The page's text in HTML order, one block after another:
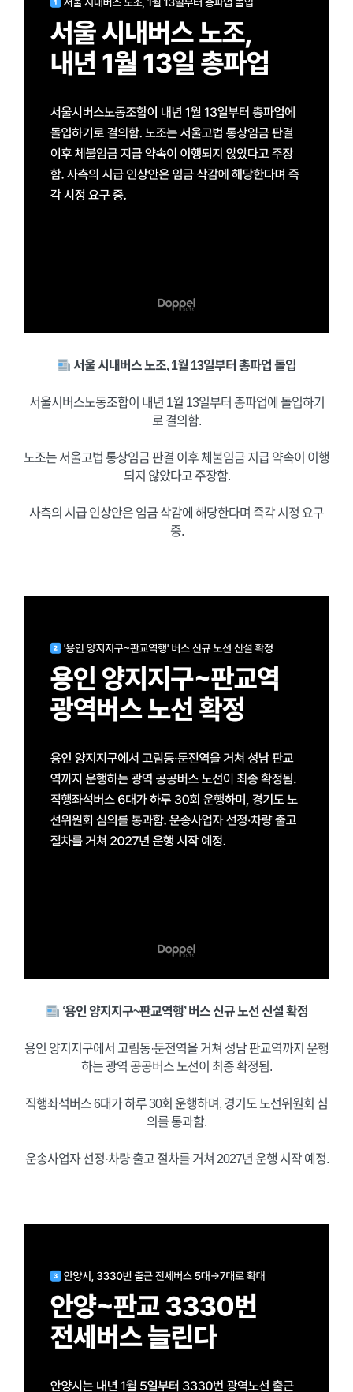
서울 시내버스 노조, 1월 13일부터 총파업 돌입
서울시버스노동조합이 내년 1월 13일부터 총파업에 돌입하기
로 결의함.
노조는 서울고법 통상임금 판결 이후 체불임금 지급 약속이 이행
되지 않았다고 주장함.
사측의 시급 인상안은 임금 삭감에 해당한다며 즉각 시정 요구
중.
‘용인 양지지구~판교역행’ 버스 신규 노선 신설 확정
용인 양지지구에서 고림동·둔전역을 거쳐 성남 판교역까지 운행
하는 광역 공공버스 노선이 최종 확정됨.
직행좌석버스 6대가 하루 30회 운행하며, 경기도 노선위원회 심
의를 통과함.
운송사업자 선정·차량 출고 절차를 거쳐 2027년 운행 시작 예정.